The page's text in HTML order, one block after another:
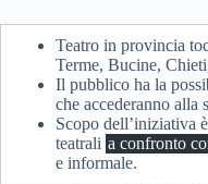
Teatro in provincia
Terme, Bucine,
Il pubblico ha la
che accederanno alla
Scopo dell’iniziativa
teatrali a confronto
e informale.